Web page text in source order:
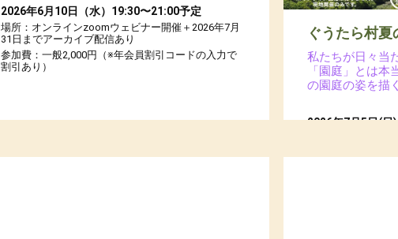
2026年6月10日（水）19:30〜21:00予定
場所：オンラインzoomウェビナー開催＋2026年7月
31日までアーカイブ配信あり
参加費：一般2,000円（※年会員割引コードの入力で
割引あり）
ぐうたら村夏
私たちが日々当
「園庭」とは
の園庭の姿を描
2026年7月5日(